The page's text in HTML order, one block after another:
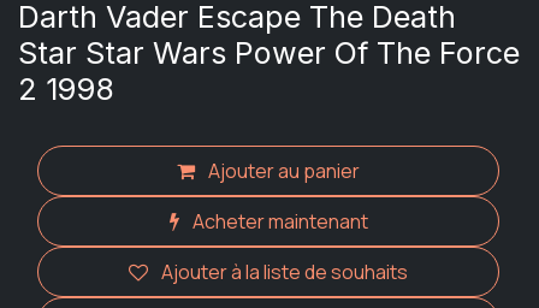
Darth Vader Escape The Death
Star Star Wars Power Of The Force
2 1998
Ajouter au panier
Acheter maintenant
Ajouter à la liste de souhaits